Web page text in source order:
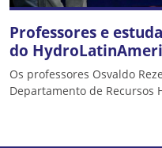
Professores e
do
Os professores Osvaldo
Departamento de Recursos